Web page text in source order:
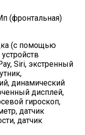
(фронтальная)
Siri, экстренный
динамический
дисплей,
гироскоп,
датчик
датчик